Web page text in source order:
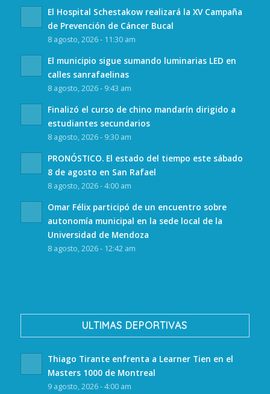
El Hospital Schestakow realizará la XV Campaña
de Prevención de Cáncer Bucal
8 agosto, 2026 - 11:30 am
El municipio sigue sumando luminarias LED en
calles sanrafaelinas
8 agosto, 2026 - 9:43 am
Finalizó el curso de chino mandarín dirigido a
estudiantes secundarios
8 agosto, 2026 - 9:30 am
PRONÓSTICO. El estado del tiempo este sábado
8 de agosto en San Rafael
8 agosto, 2026 - 4:00 am
Omar Félix participó de un encuentro sobre
autonomía municipal en la sede local de la
Universidad de Mendoza
8 agosto, 2026 - 12:42 am
ULTIMAS DEPORTIVAS
Thiago Tirante enfrenta a Learner Tien en el
Masters 1000 de Montreal
9 agosto, 2026 - 4:00 am